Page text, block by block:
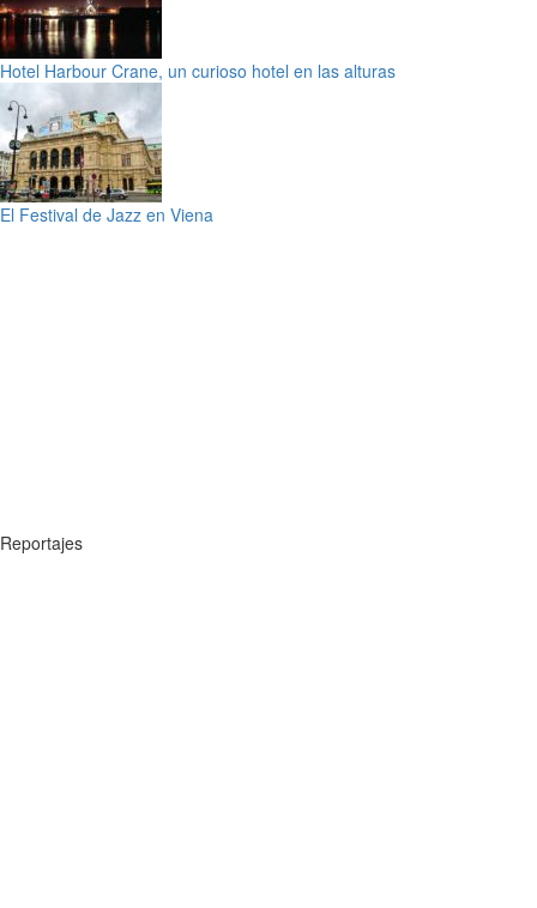
Hotel Harbour Crane, un curioso hotel en las alturas
El Festival de Jazz en Viena
Reportajes